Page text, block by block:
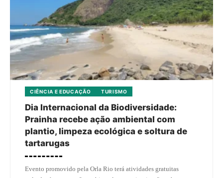
CIÊNCIA E EDUCAÇÃO TURISMO
Dia Internacional da Biodiversidade:
Prainha recebe ação ambiental com
plantio, limpeza ecológica e soltura de
tartarugas
Evento promovido pela Orla Rio terá atividades gratuitas